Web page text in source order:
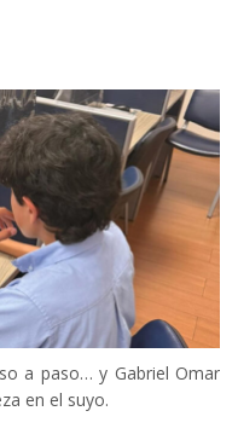
a paso… y Gabriel Omar
en el suyo.